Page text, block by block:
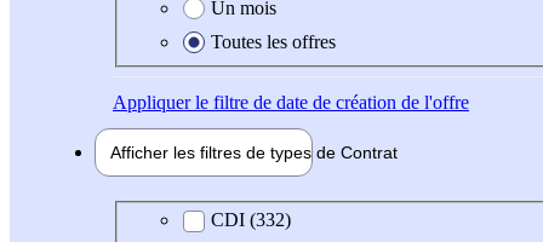
Un mois
Toutes les offres
Appliquerle filtre de date de création de l'offre
Afficher les filtres de types de Contrat
Type de contratCDI (332)